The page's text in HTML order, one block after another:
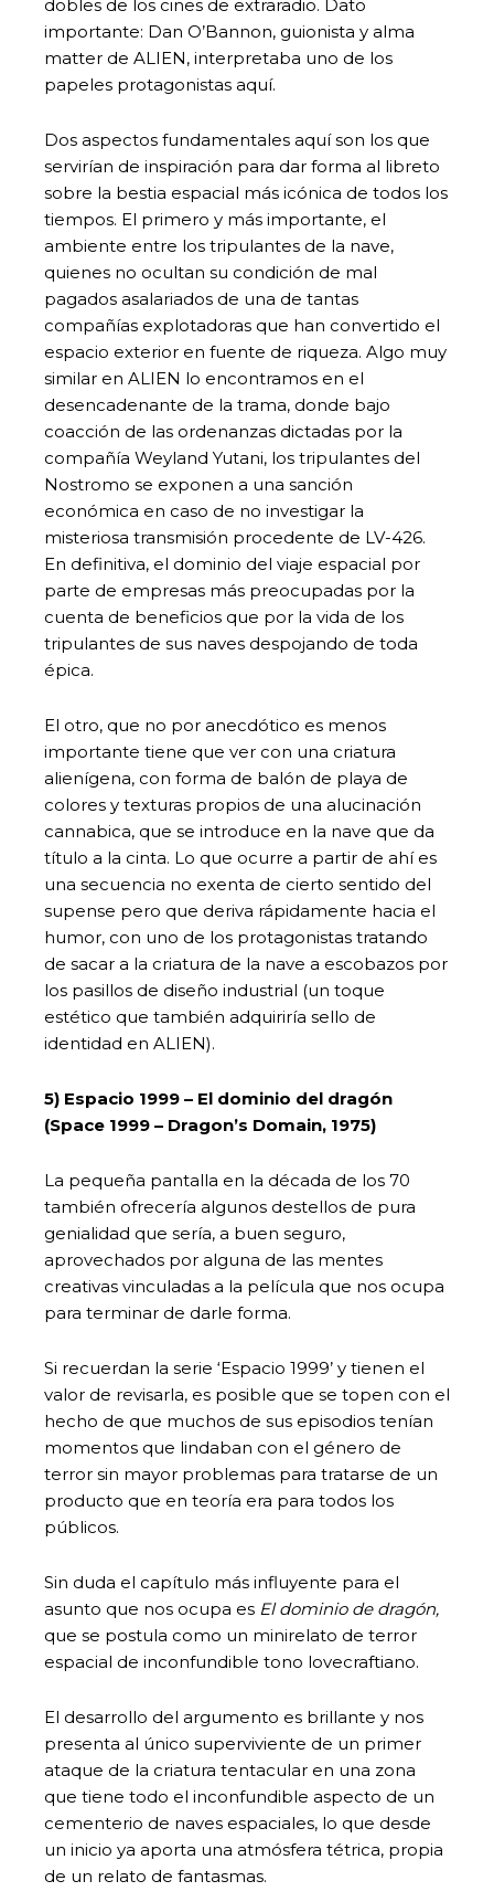
dobles de los cines de extraradio. Dato
importante: Dan O’Bannon, guionista y alma
matter de ALIEN, interpretaba uno de los
papeles protagonistas aquí.
Dos aspectos fundamentales aquí son los que
servirían de inspiración para dar forma al libreto
sobre la bestia espacial más icónica de todos los
tiempos. El primero y más importante, el
ambiente entre los tripulantes de la nave,
quienes no ocultan su condición de mal
pagados asalariados de una de tantas
compañías explotadoras que han convertido el
espacio exterior en fuente de riqueza. Algo muy
similar en ALIEN lo encontramos en el
desencadenante de la trama, donde bajo
coacción de las ordenanzas dictadas por la
compañía Weyland Yutani, los tripulantes del
Nostromo se exponen a una sanción
económica en caso de no investigar la
misteriosa transmisión procedente de LV-426.
En definitiva, el dominio del viaje espacial por
parte de empresas más preocupadas por la
cuenta de beneficios que por la vida de los
tripulantes de sus naves despojando de toda
épica.
El otro, que no por anecdótico es menos
importante tiene que ver con una criatura
alienígena, con forma de balón de playa de
colores y texturas propios de una alucinación
cannabica, que se introduce en la nave que da
título a la cinta. Lo que ocurre a partir de ahí es
una secuencia no exenta de cierto sentido del
supense pero que deriva rápidamente hacia el
humor, con uno de los protagonistas tratando
de sacar a la criatura de la nave a escobazos por
los pasillos de diseño industrial (un toque
estético que también adquiriría sello de
identidad en ALIEN).
5) Espacio 1999 – El dominio del dragón
(Space 1999 – Dragon’s Domain, 1975)
La pequeña pantalla en la década de los 70
también ofrecería algunos destellos de pura
genialidad que sería, a buen seguro,
aprovechados por alguna de las mentes
creativas vinculadas a la película que nos ocupa
para terminar de darle forma.
Si recuerdan la serie ‘Espacio 1999’ y tienen el
valor de revisarla, es posible que se topen con el
hecho de que muchos de sus episodios tenían
momentos que lindaban con el género de
terror sin mayor problemas para tratarse de un
producto que en teoría era para todos los
públicos.
Sin duda el capítulo más influyente para el
asunto que nos ocupa es El dominio de dragón,
que se postula como un minirelato de terror
espacial de inconfundible tono lovecraftiano.
El desarrollo del argumento es brillante y nos
presenta al único superviviente de un primer
ataque de la criatura tentacular en una zona
que tiene todo el inconfundible aspecto de un
cementerio de naves espaciales, lo que desde
un inicio ya aporta una atmósfera tétrica, propia
de un relato de fantasmas.